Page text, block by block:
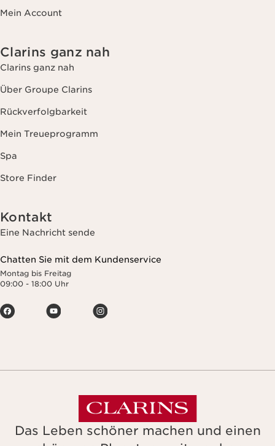
Mein Account
Clarins ganz nah
Clarins ganz nah
Über Groupe Clarins
Rückverfolgbarkeit
Mein Treueprogramm
Spa
Store Finder
Kontakt
Eine Nachricht sende
Chatten Sie mit dem Kundenservice
Montag bis Freitag
09:00 - 18:00 Uhr
Das Leben schöner machen und einen